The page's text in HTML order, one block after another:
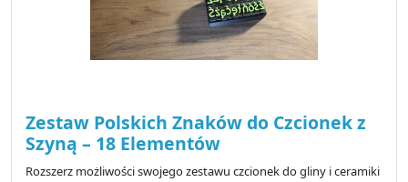
Zestaw Polskich Znaków do Czcionek z
Szyną – 18 Elementów
Rozszerz możliwości swojego zestawu czcionek do gliny i ceramiki